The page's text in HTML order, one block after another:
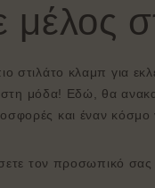
μέλος
στιλάτο κλαμπ για
μόδα! Εδώ, θα
και έναν κόσμο
τον προσωπικό σας